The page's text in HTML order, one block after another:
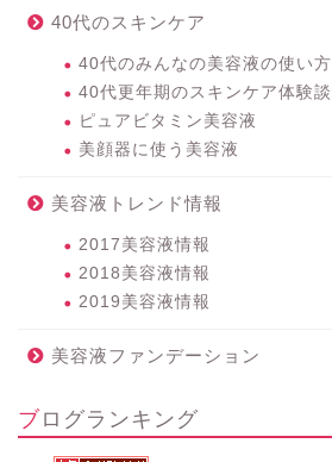
40代のスキンケア
40代のみんなの美容液の使い方
40代更年期のスキンケア体験談
ピュアビタミン美容液
美顔器に使う美容液
美容液トレンド情報
2017美容液情報
2018美容液情報
2019美容液情報
美容液ファンデーション
ブログランキング